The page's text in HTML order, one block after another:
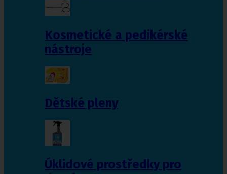
Kosmetické a pedikérské
nástroje
Dětské pleny
Úklidové prostředky pro